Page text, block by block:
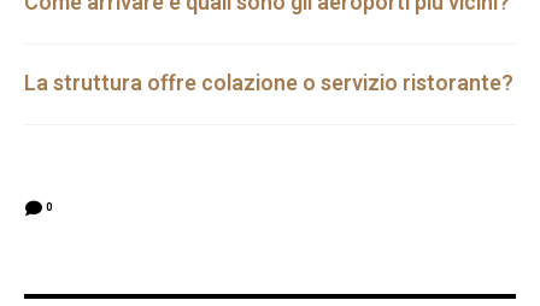
La struttura offre colazione o servizio ristorante?
0